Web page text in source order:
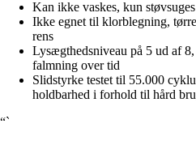
Kan ikke vaskes, kun
Ikke egnet til klorblegning,
rens
Lysægthedsniveau på 5 ud af
falmning over tid
Slidstyrke testet til 55.000
holdbarhed i forhold til hård
“`